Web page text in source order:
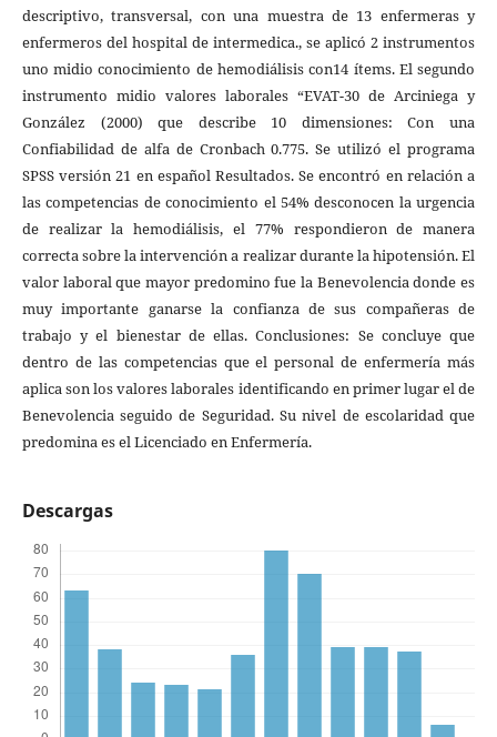
descriptivo, transversal, con una muestra de 13 enfermeras y
enfermeros del hospital de intermedica., se aplicó 2 instrumentos
uno midio conocimiento de hemodiálisis con14 ítems. El segundo
instrumento midio valores laborales “EVAT-30 de Arciniega y
González (2000) que describe 10 dimensiones: Con una
Confiabilidad de alfa de Cronbach 0.775. Se utilizó el programa
SPSS versión 21 en español Resultados. Se encontró en relación a
las competencias de conocimiento el 54% desconocen la urgencia
de realizar la hemodiálisis, el 77% respondieron de manera
correcta sobre la intervención a realizar durante la hipotensión. El
valor laboral que mayor predomino fue la Benevolencia donde es
muy importante ganarse la confianza de sus compañeras de
trabajo y el bienestar de ellas. Conclusiones: Se concluye que
dentro de las competencias que el personal de enfermería más
aplica son los valores laborales identificando en primer lugar el de
Benevolencia seguido de Seguridad. Su nivel de escolaridad que
predomina es el Licenciado en Enfermería.
Descargas